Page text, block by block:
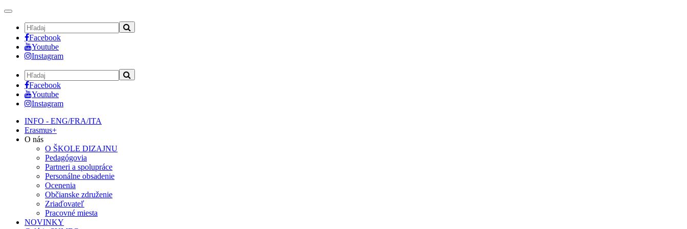
Toggle
navigation
Facebook
Youtube
Instagram
Facebook
Youtube
Instagram
INFO - ENG/FRA/ITA
Erasmus+
O nás
O ŠKOLE DIZAJNU
Pedagógovia
Partneri a spolupráce
Personálne obsadenie
Ocenenia
Občianske združenie
Zriaďovateľ
Pracovné miesta
NOVINKY